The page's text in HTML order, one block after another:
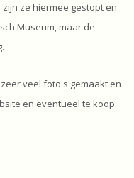
ze hiermee gestopt en
Museum, maar de
veel foto's gemaakt en
en eventueel te koop.